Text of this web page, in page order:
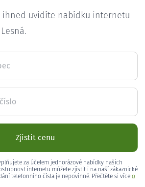
ihned uvidíte nabídku internetu
Zjistit cenu
za účelem jednorázové nabídky našich
internetu můžete zjistit i na naší zákaznické
telefonního čísla je nepovinné. Přečtěte si více o